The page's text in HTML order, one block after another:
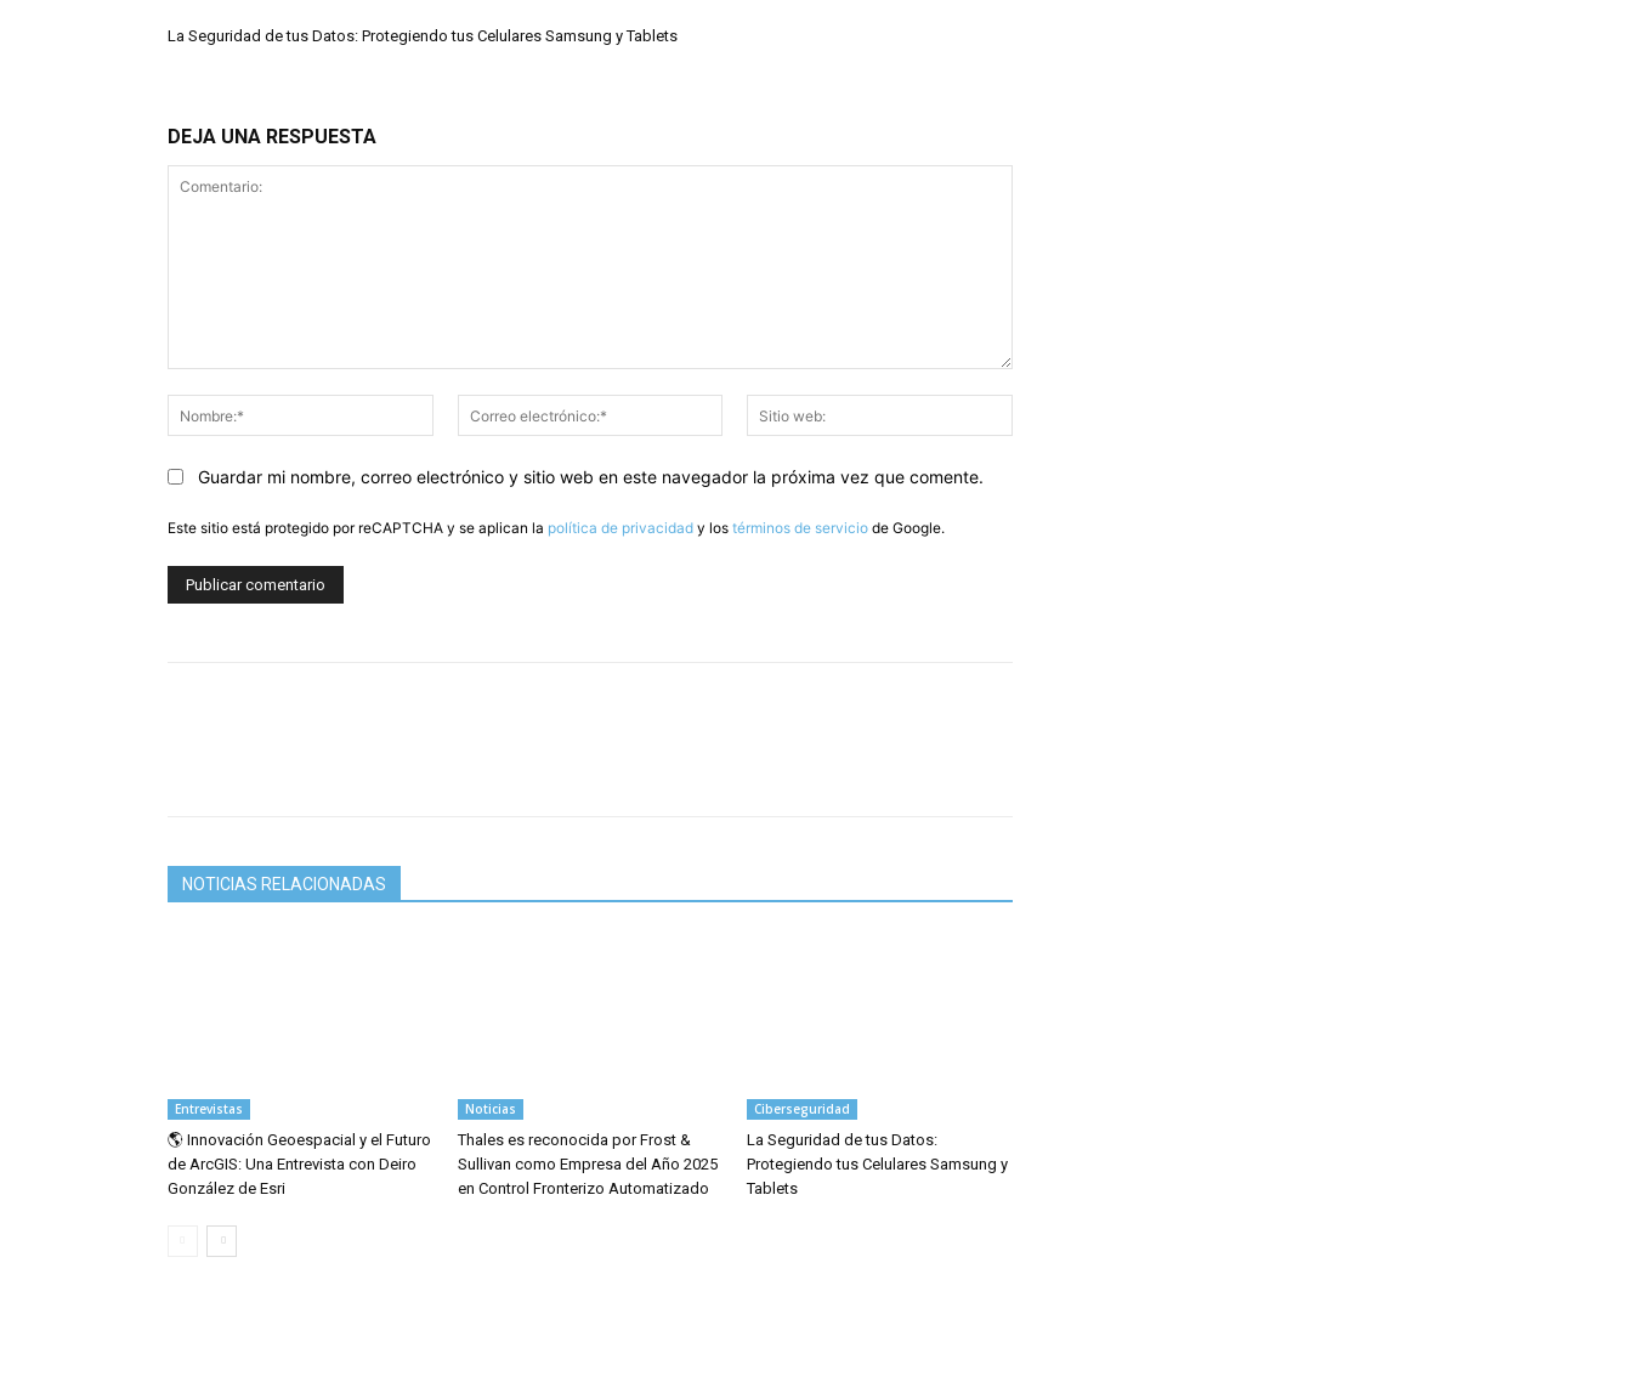
La Seguridad de tus Datos: Protegiendo tus Celulares Samsung y Tablets
DEJA UNA RESPUESTA
Nombre:*
Correo
electrónico:*
web:
Guardar mi nombre, correo electrónico y sitio web en este navegador la próxima vez que comente.
Este sitio está protegido por reCAPTCHA y se aplican la política de privacidad y los términos de servicio de Google.
NOTICIAS RELACIONADAS
Entrevistas
🌎 Innovación Geoespacial y el Futuro
de ArcGIS: Una Entrevista con Deiro
González de Esri
Noticias
Thales es reconocida por Frost &
Sullivan como Empresa del Año 2025
en Control Fronterizo Automatizado
Ciberseguridad
La Seguridad de tus Datos:
Protegiendo tus Celulares Samsung y
Tablets